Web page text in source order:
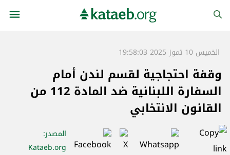
الخميس 10 تموز 2025 19:58:03
وقفة احتجاجية لقسم لندن أمام
السفارة اللبنانية ضد المادة 112 من
القانون الانتخابي
المصدر:
Kataeb.org